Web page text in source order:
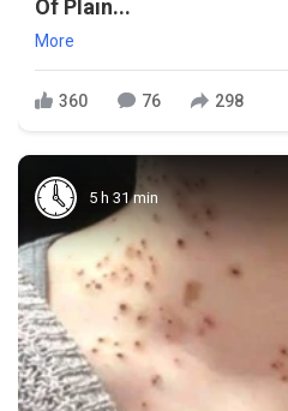
Of Plain...
More
360 76 298
5 h 31 min